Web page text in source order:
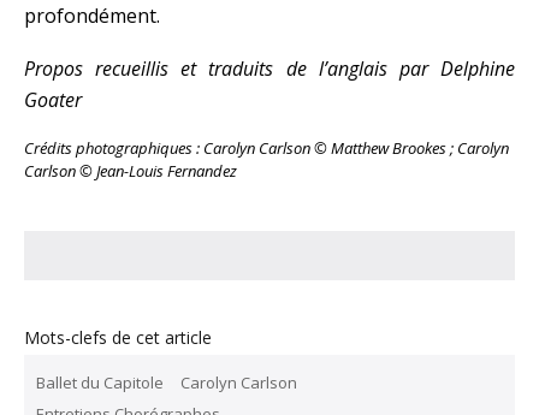
profondément.
Propos recueillis et traduits de l’anglais par Delphine
Goater
Crédits photographiques : Carolyn Carlson © Matthew Brookes ; Carolyn
Carlson © Jean-Louis Fernandez
Mots-clefs de cet article
Ballet du Capitole
Carolyn Carlson